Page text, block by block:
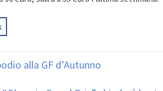
alla GF d’Autunno